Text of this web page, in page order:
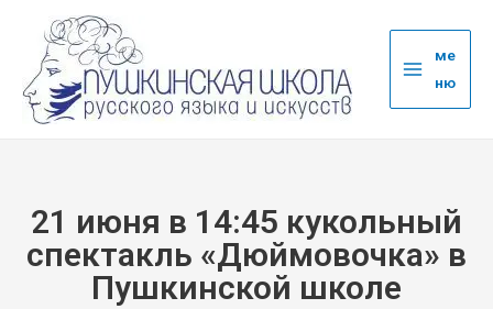
ме
ню
21 июня в 14:45 кукольный
спектакль «Дюймовочка» в
Пушкинской школе